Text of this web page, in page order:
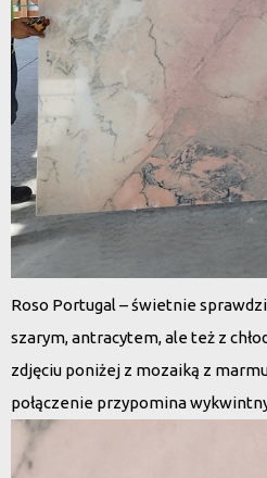
Roso Portugal – świetnie
szarym, antracytem, ale też z
zdjęciu poniżej z mozaiką z
połączenie przypomina